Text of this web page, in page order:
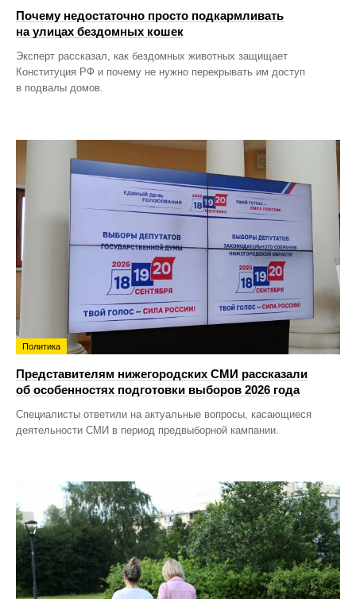
Почему недостаточно просто подкармливать
на улицах бездомных кошек
Эксперт рассказал, как бездомных животных защищает
Конституция РФ и почему не нужно перекрывать им доступ
в подвалы домов.
Политика
Представителям нижегородских СМИ рассказали
об особенностях подготовки выборов 2026 года
Специалисты ответили на актуальные вопросы, касающиеся
деятельности СМИ в период предвыборной кампании.